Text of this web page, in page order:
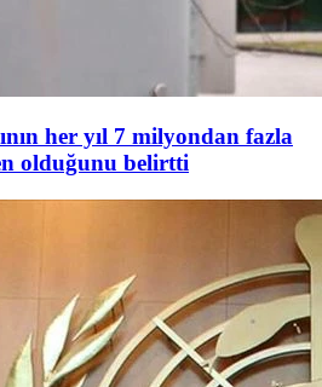
her yıl 7 milyondan fazla
olduğunu belirtti